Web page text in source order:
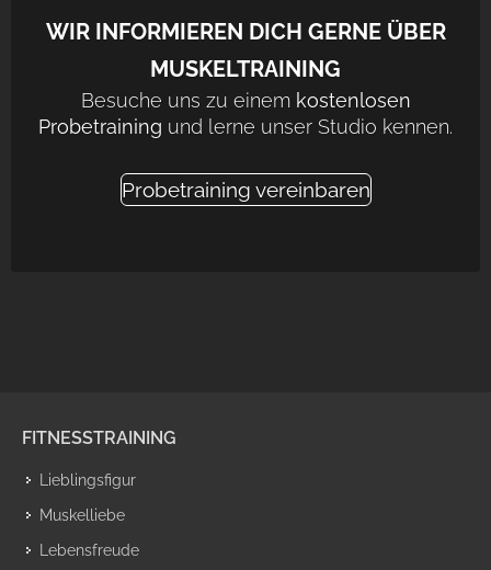
WIR INFORMIEREN DICH GERNE ÜBER
MUSKELTRAINING
Besuche uns zu einem kostenlosen
Probetraining und lerne unser Studio kennen.
Probetraining vereinbaren
FITNESSTRAINING
Lieblingsfigur
Muskelliebe
Lebensfreude